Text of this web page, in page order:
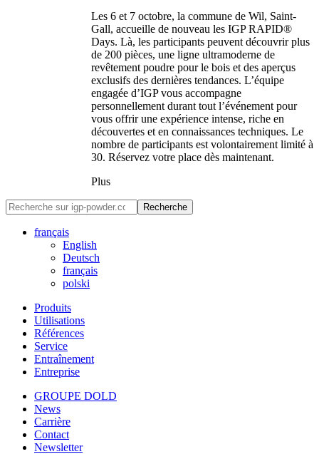
Les 6 et 7 octobre, la commune de Wil, Saint-
Gall, accueille de nouveau les IGP RAPID®
Days. Là, les participants peuvent découvrir plus
de 200 pièces, une ligne ultramoderne de
revêtement poudre pour le bois et des aperçus
exclusifs des dernières tendances. L’équipe
engagée d’IGP vous accompagne
personnellement durant tout l’événement pour
vous offrir une expérience intense, riche en
découvertes et en connaissances techniques. Le
nombre de participants est volontairement limité à
30. Réservez votre place dès maintenant.
Plus
Recherche
français
English
Deutsch
français
polski
Produits
Utilisations
Références
Service
Entraînement
Entreprise
GROUPE DOLD
News
Carrière
Contact
Newsletter